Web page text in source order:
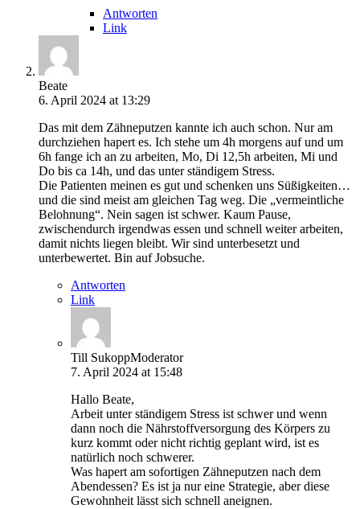
Antworten
Link
Beate
6. April 2024 at 13:29
Das mit dem Zähneputzen kannte ich auch schon. Nur am
durchziehen hapert es. Ich stehe um 4h morgens auf und um
6h fange ich an zu arbeiten, Mo, Di 12,5h arbeiten, Mi und
Do bis ca 14h, und das unter ständigem Stress.
Die Patienten meinen es gut und schenken uns Süßigkeiten…
und die sind meist am gleichen Tag weg. Die „vermeintliche
Belohnung“. Nein sagen ist schwer. Kaum Pause,
zwischendurch irgendwas essen und schnell weiter arbeiten,
damit nichts liegen bleibt. Wir sind unterbesetzt und
unterbewertet. Bin auf Jobsuche.
Antworten
Link
Till SukoppModerator
7. April 2024 at 15:48
Hallo Beate,
Arbeit unter ständigem Stress ist schwer und wenn
dann noch die Nährstoffversorgung des Körpers zu
kurz kommt oder nicht richtig geplant wird, ist es
natürlich noch schwerer.
Was hapert am sofortigen Zähneputzen nach dem
Abendessen? Es ist ja nur eine Strategie, aber diese
Gewohnheit lässt sich schnell aneignen.